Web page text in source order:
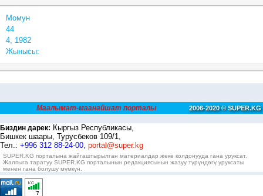
Момун
44
4, 1982
Жынысы:
Маалымат-маанайшат порталы 2006-2020 © SUPER.KG
Биздин дарек: Кыргыз Республикасы,
Бишкек шаары, Турусбеков 109/1,
Тел.: +996 312 88-24-00, portal@super.kg
SUPER.KG порталына жайгаштырылган материалдар жеке колдонууда гана уруксат.
Жалпыга таратуу SUPER.KG порталынын редакциясынын жазуу түрүндөгү уруксаты
менен гана болушу мүмкүн.